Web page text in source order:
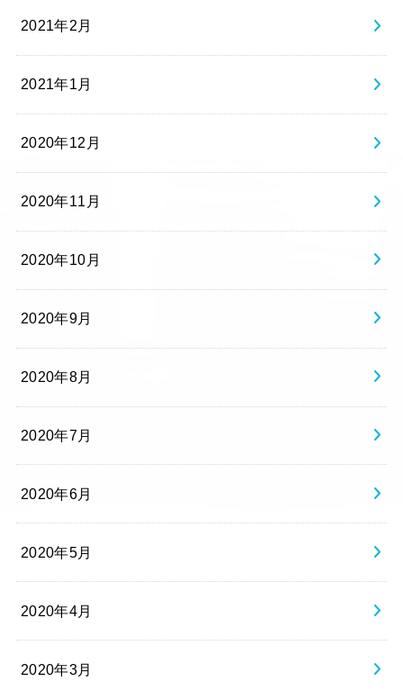
2021年2月
2021年1月
2020年12月
2020年11月
2020年10月
2020年9月
2020年8月
2020年7月
2020年6月
2020年5月
2020年4月
2020年3月